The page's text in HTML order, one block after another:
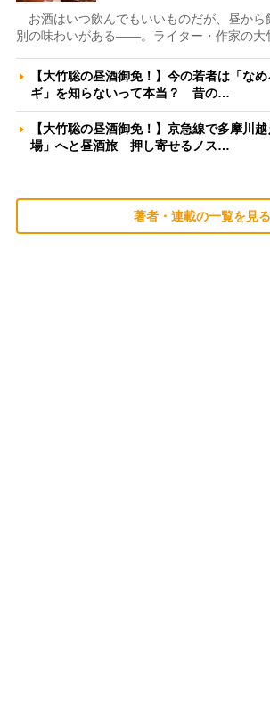
お酒はいつ飲んでもいいものだが、昼から
別の味わいがある――。ライター・作家の
【大竹聡の昼酒御免！】今の若者は「な
ギ」を知らないって本当？ 昔の…
【大竹聡の昼酒御免！】京急線で多摩川
場」へと昼酒旅 押し寄せるノス…
著者・連載の一覧を見る